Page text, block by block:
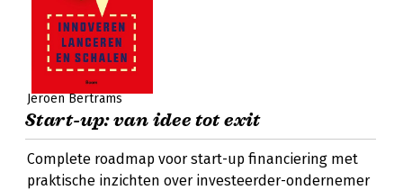
Jeroen Bertrams
Start-up: van idee tot exit
Complete roadmap voor start-up financiering met
praktische inzichten over investeerder-ondernemer